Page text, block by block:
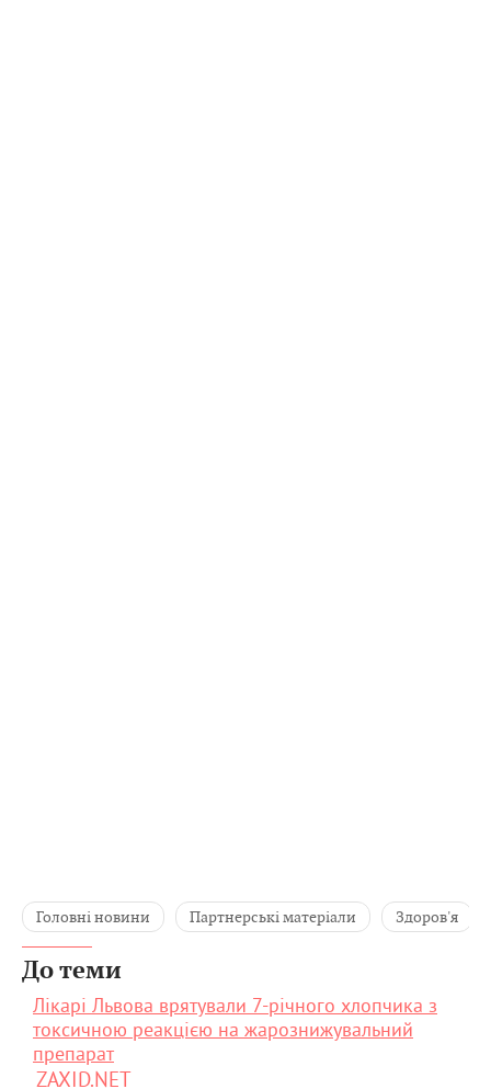
Головні новини Партнерські матеріали Здоров'я
До теми
Лікарі Львова врятували 7-річного хлопчика з
токсичною реакцією на жарознижувальний
препарат
ZAXID.NET